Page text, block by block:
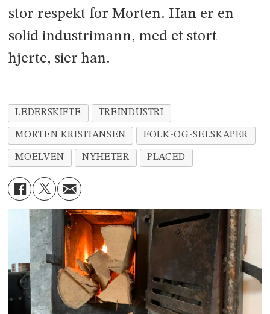
stor respekt for Morten. Han er en
solid industrimann, med et stort
hjerte, sier han.
LEDERSKIFTE TREINDUSTRI
MORTEN KRISTIANSEN FOLK-OG-SELSKAPER
MOELVEN NYHETER PLACED